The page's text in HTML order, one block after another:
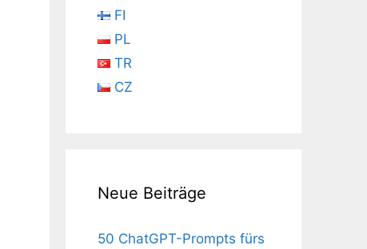
FI
PL
TR
CZ
Neue Beiträge
50 ChatGPT-Prompts fürs